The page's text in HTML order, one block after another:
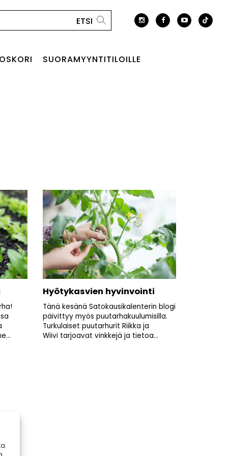
SUORAMYYNTITILOILLE
Hyötykasvien hyvinvointi
Tänä kesänä Satokausikalenterin blogi
päivittyy myös puutarhakuulumisilla.
Turkulaiset puutarhurit Riikka ja
Wiivi tarjoavat vinkkejä ja tietoa...